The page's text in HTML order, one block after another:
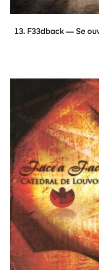
13. F33dback — Se